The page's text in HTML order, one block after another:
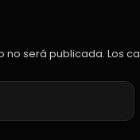
no será publicada. Los